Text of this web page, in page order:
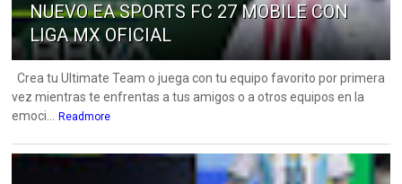
NUEVO EA SPORTS FC 27 MOBILE CON
LIGA MX OFICIAL
Crea tu Ultimate Team o juega con tu equipo favorito por primera
vez mientras te enfrentas a tus amigos o a otros equipos en la
emoci... Readmore